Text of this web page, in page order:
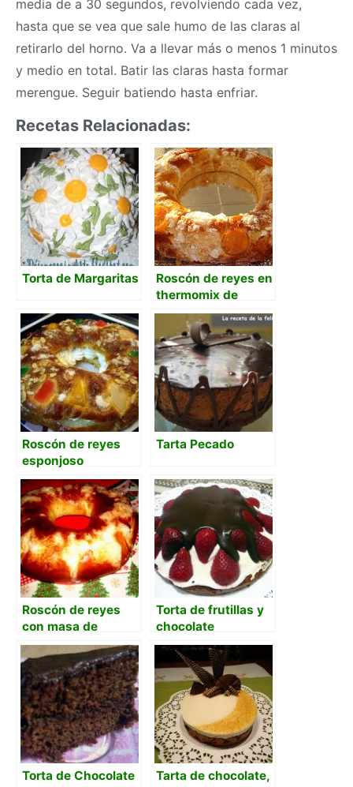
media de a 30 segundos, revolviendo cada vez,
hasta que se vea que sale humo de las claras al
retirarlo del horno. Va a llevar más o menos 1 minutos
y medio en total. Batir las claras hasta formar
merengue. Seguir batiendo hasta enfriar.
Recetas Relacionadas:
Torta de Margaritas
Roscón de reyes en
thermomix de
Mafalda
Roscón de reyes
esponjoso
Tarta Pecado
Roscón de reyes
con masa de
arranque
Torta de frutillas y
chocolate
Torta de Chocolate
Tarta de chocolate,